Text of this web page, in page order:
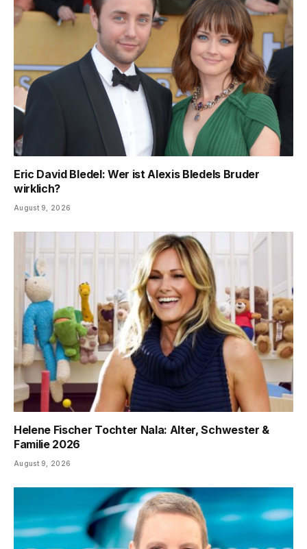
Eric David Bledel: Wer ist Alexis Bledels Bruder
wirklich?
August 9, 2026
Helene Fischer Tochter Nala: Alter, Schwester &
Familie 2026
August 9, 2026